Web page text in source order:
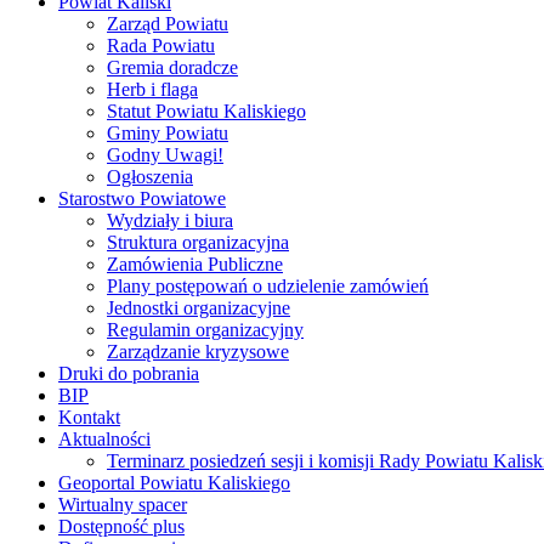
Zarząd Powiatu
Rada Powiatu
Gremia doradcze
Herb i flaga
Statut Powiatu Kaliskiego
Gminy Powiatu
Godny Uwagi!
Ogłoszenia
Starostwo Powiatowe
Wydziały i biura
Struktura organizacyjna
Zamówienia Publiczne
Plany postępowań o udzielenie zamówień
Jednostki organizacyjne
Regulamin organizacyjny
Zarządzanie kryzysowe
Druki do pobrania
BIP
Kontakt
Aktualności
Terminarz posiedzeń sesji i komisji Rady Powiatu
Geoportal Powiatu Kaliskiego
Wirtualny spacer
Dostępność plus